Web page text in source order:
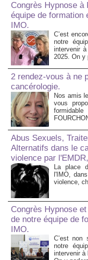
Congrès Hypnose
équipe de formation
IMO.
C’est
notre
intervenir
2025. On y
2 rendez-vous à ne
cancérologie.
Nos amis
vous
Abus Sexuels,
Alternatifs dans le
violence par
La place
l'IMO,
violence,
Congrès Hypnose
de notre équipe de
IMO.
C’est non
notre
intervenir à